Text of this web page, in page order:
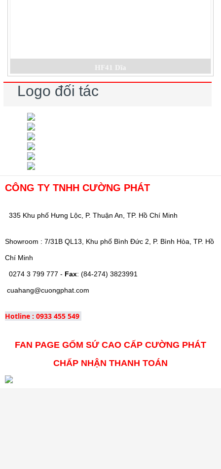
HF41 Dĩa
Logo đối tác
CÔNG TY TNHH CƯỜNG PHÁT
335 Khu phố Hưng Lộc, P. Thuận An, TP. Hồ Chí Minh
Showroom : 7/31B QL13, Khu phố Bình Đức 2, P. Bình Hòa, TP. Hồ
Chí Minh
0274 3 799 777 - Fax: (84-274) 3823991
cuahang@cuongphat.com
Hotline : 0933 455 549
FAN PAGE GỐM SỨ CAO CẤP CƯỜNG PHÁT
CHẤP NHẬN THANH TOÁN